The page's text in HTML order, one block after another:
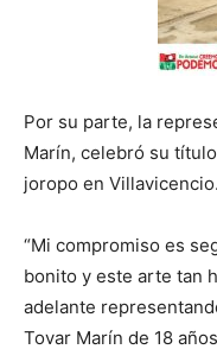
Por su parte, la
Marín, celebró su
joropo en Villavicencio.
“Mi compromiso es
bonito y este arte tan
adelante
Tovar Marín de 18